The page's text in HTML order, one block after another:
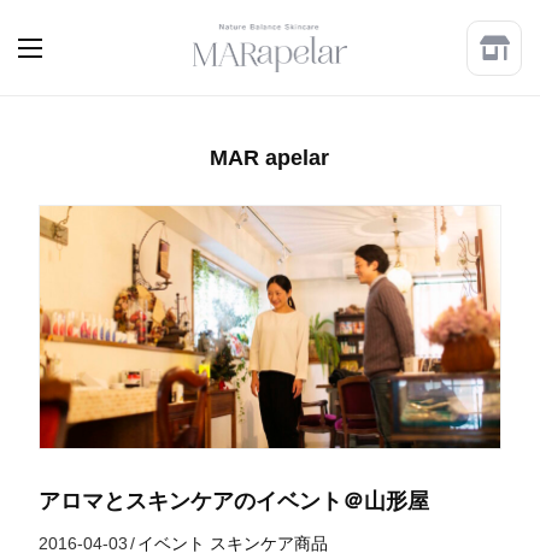
MAR apelar
アロマとスキンケアのイベント＠山形屋
2016-04-03/イベント スキンケア商品